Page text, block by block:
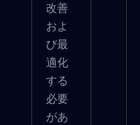
改善
およ
び最
適化
する
必要
があ